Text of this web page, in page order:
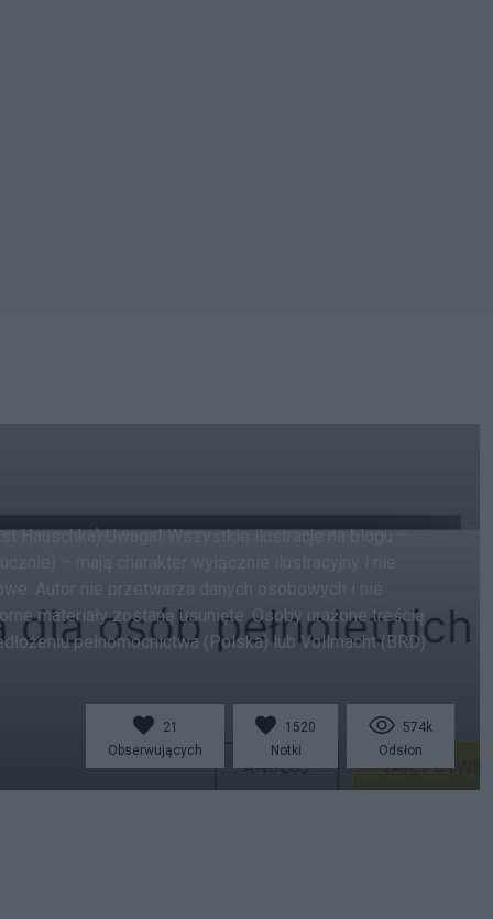
Hauschka) Uwaga! Wszystkie ilustracje na blogu –
– mają charakter wyłącznie ilustracyjny i nie
Autor nie przetwarza danych osobowych i nie
materiały zostaną usunięte. Osoby urażone treścią
pełnomocnictwa (Polska) lub Vollmacht (BRD)
21
Obserwujących
1520
Notki
574k
Odsłon